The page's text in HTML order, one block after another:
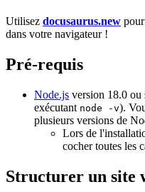
Utilisez docusaurus.new
dans votre navigateur !
Pré-requis
Node.js version 18.0 ou
exécutant node -v).
plusieurs versions de
Lors de
cocher toutes les
Structurer un site